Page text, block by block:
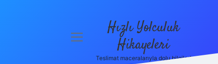
menüyü
Hızlı Yolculuk
Hikayeleri
Teslimat maceralarıyla dolu bilgiler!